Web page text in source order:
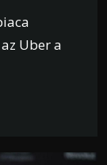
Uber a